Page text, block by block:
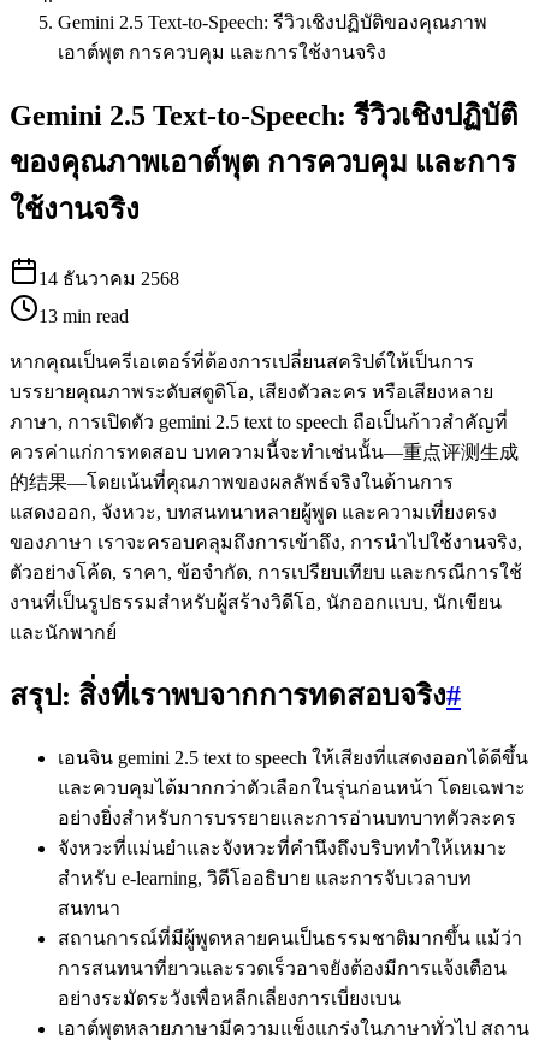
Gemini 2.5 Text‑to‑Speech: รีวิวเชิงปฏิบัติของคุณภาพ
เอาต์พุต การควบคุม และการใช้งานจริง
Gemini 2.5 Text‑to‑Speech: รีวิวเชิงปฏิบัติ
ของคุณภาพเอาต์พุต การควบคุม และการ
ใช้งานจริง
14 ธันวาคม 2568
13 min read
หากคุณเป็นครีเอเตอร์ที่ต้องการเปลี่ยนสคริปต์ให้เป็นการ
บรรยายคุณภาพระดับสตูดิโอ, เสียงตัวละคร หรือเสียงหลาย
ภาษา, การเปิดตัว gemini 2.5 text to speech ถือเป็นก้าวสำคัญที่
ควรค่าแก่การทดสอบ บทความนี้จะทำเช่นนั้น—重点评测生成
的结果—โดยเน้นที่คุณภาพของผลลัพธ์จริงในด้านการ
แสดงออก, จังหวะ, บทสนทนาหลายผู้พูด และความเที่ยงตรง
ของภาษา เราจะครอบคลุมถึงการเข้าถึง, การนำไปใช้งานจริง,
ตัวอย่างโค้ด, ราคา, ข้อจำกัด, การเปรียบเทียบ และกรณีการใช้
งานที่เป็นรูปธรรมสำหรับผู้สร้างวิดีโอ, นักออกแบบ, นักเขียน
และนักพากย์
สรุป: สิ่งที่เราพบจากการทดสอบจริง#
เอนจิน gemini 2.5 text to speech ให้เสียงที่แสดงออกได้ดีขึ้น
และควบคุมได้มากกว่าตัวเลือกในรุ่นก่อนหน้า โดยเฉพาะ
อย่างยิ่งสำหรับการบรรยายและการอ่านบทบาทตัวละคร
จังหวะที่แม่นยำและจังหวะที่คำนึงถึงบริบททำให้เหมาะ
สำหรับ e-learning, วิดีโออธิบาย และการจับเวลาบท
สนทนา
สถานการณ์ที่มีผู้พูดหลายคนเป็นธรรมชาติมากขึ้น แม้ว่า
การสนทนาที่ยาวและรวดเร็วอาจยังต้องมีการแจ้งเตือน
อย่างระมัดระวังเพื่อหลีกเลี่ยงการเบี่ยงเบน
เอาต์พุตหลายภาษามีความแข็งแกร่งในภาษาทั่วไป สถาน